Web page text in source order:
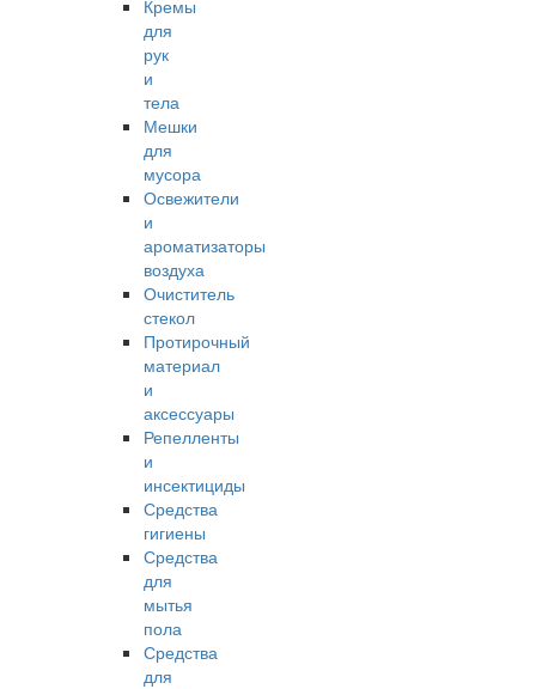
Кремы
для
рук
и
тела
Мешки
для
мусора
Освежители
и
ароматизаторы
воздуха
Очиститель
стекол
Протирочный
материал
и
аксессуары
Репелленты
и
инсектициды
Средства
гигиены
Средства
для
мытья
пола
Средства
для